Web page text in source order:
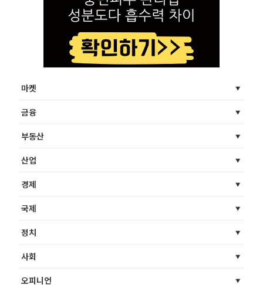
마켓
금융
부동산
산업
경제
국제
정치
사회
오피니언